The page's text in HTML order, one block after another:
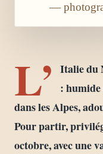
—
L’ Italie du
:
dans les Alpes,
Pour partir,
octobre, avec une